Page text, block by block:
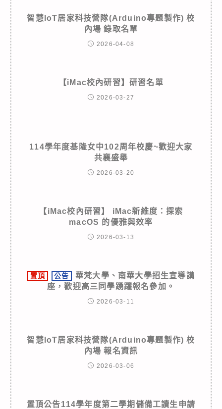
智慧IoT居家科技營隊(Arduino專題製作) 校
內場 錄取名單
2026-04-08
【iMac校內研習】研習名單
2026-03-27
114學年度基隆女中102周年校慶~歡迎大家
共襄盛舉
2026-03-20
【iMac校內研習】 iMac新維度：探索
macOS 的優雅與效率
2026-03-13
置頂 公告
華梵大學、南華大學招生宣導講
座，歡迎高三同學踴躍報名參加。
2026-03-11
智慧IoT居家科技營隊(Arduino專題製作) 校
內場 報名資訊
2026-03-06
置頂公告114學年度第二學期儲備工讀生申請